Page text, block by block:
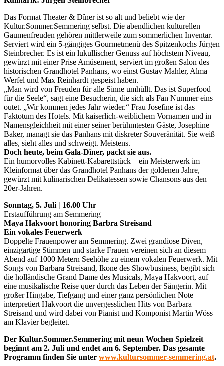
Das Format Theater & Dîner ist so alt und beliebt wie der
Kultur.Sommer.Semmering selbst. Die abendlichen kulturellen
Gaumenfreuden gehören mittlerweile zum sommerlichen Inventar.
Serviert wird ein 5-gängiges Gourmetmenü des Spitzenkochs Jürgen
Steinbrecher. Es ist ein lukullischer Genuss auf höchstem Niveau,
gewürzt mit einer Prise Amüsement, serviert im großen Salon des
historischen Grandhotel Panhans, wo einst Gustav Mahler, Alma
Werfel und Max Reinhardt gespeist haben.
„Man wird von Freuden für alle Sinne umhüllt. Das ist Superfood
für die Seele“, sagt eine Besucherin, die sich als Fan Nummer eins
outet. „Wir kommen jedes Jahr wieder.“ Frau Josefine ist das
Faktotum des Hotels. Mit kaiserlich-weiblichem Vornamen und in
Namensgleichheit mit einer seiner berühmtesten Gäste, Josephine
Baker, managt sie das Panhans mit diskreter Souveränität. Sie weiß
alles, sieht alles und schweigt. Meistens.
Doch heute, beim Gala-Dîner, packt sie aus.
Ein humorvolles Kabinett-Kabarettstück – ein Meisterwerk im
Kleinformat über das Grandhotel Panhans der goldenen Jahre,
gewürzt mit kulinarischen Delikatessen sowie Chansons aus den
20er-Jahren.
Sonntag, 5. Juli | 16.00 Uhr
Erstaufführung am Semmering
Maya Hakvoort honoring Barbra Streisand
Ein vokales Feuerwerk
Doppelte Frauenpower am Semmering. Zwei grandiose Diven,
einzigartige Stimmen und starke Frauen vereinen sich an diesem
Abend auf 1000 Metern Seehöhe zu einem vokalen Feuerwerk. Mit
Songs von Barbara Streisand, Ikone des Showbusiness, begibt sich
die holländische Grand Dame des Musicals, Maya Hakvoort, auf
eine musikalische Reise quer durch das Leben der Sängerin. Mit
großer Hingabe, Tiefgang und einer ganz persönlichen Note
interpretiert Hakvoort die unvergesslichen Hits von Barbara
Streisand und wird dabei von Pianist und Komponist Martin Wöss
am Klavier begleitet.
Der Kultur.Sommer.Semmering mit neun Wochen Spielzeit
beginnt am 2. Juli und endet am 6. September. Das gesamte
Programm finden Sie unter www.kultursommer-semmering.at.